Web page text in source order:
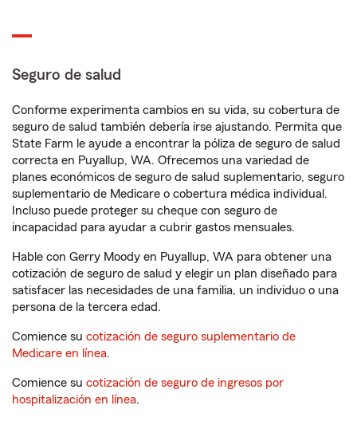
Seguro de salud
Conforme experimenta cambios en su vida, su cobertura de
seguro de salud también debería irse ajustando. Permita que
State Farm le ayude a encontrar la póliza de seguro de salud
correcta en Puyallup, WA. Ofrecemos una variedad de
planes económicos de seguro de salud suplementario, seguro
suplementario de Medicare o cobertura médica individual.
Incluso puede proteger su cheque con seguro de
incapacidad para ayudar a cubrir gastos mensuales.
Hable con Gerry Moody en Puyallup, WA para obtener una
cotización de seguro de salud y elegir un plan diseñado para
satisfacer las necesidades de una familia, un individuo o una
persona de la tercera edad.
Comience su cotización de seguro suplementario de
Medicare en línea.
Comience su cotización de seguro de ingresos por
hospitalización en línea.